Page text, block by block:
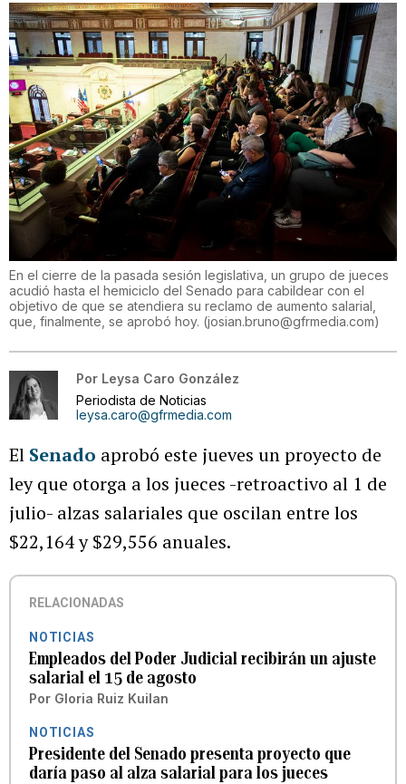
En el cierre de la pasada sesión legislativa, un grupo de jueces
acudió hasta el hemiciclo del Senado para cabildear con el
objetivo de que se atendiera su reclamo de aumento salarial,
que, finalmente, se aprobó hoy. (josian.bruno@gfrmedia.com)
Por Leysa Caro González
Periodista de Noticias
leysa.caro@gfrmedia.com
El Senado aprobó este jueves un proyecto de
ley que otorga a los jueces -retroactivo al 1 de
julio- alzas salariales que oscilan entre los
$22,164 y $29,556 anuales.
RELACIONADAS
NOTICIAS
Empleados del Poder Judicial recibirán un ajuste
salarial el 15 de agosto
Por Gloria Ruiz Kuilan
NOTICIAS
Presidente del Senado presenta proyecto que
daría paso al alza salarial para los jueces